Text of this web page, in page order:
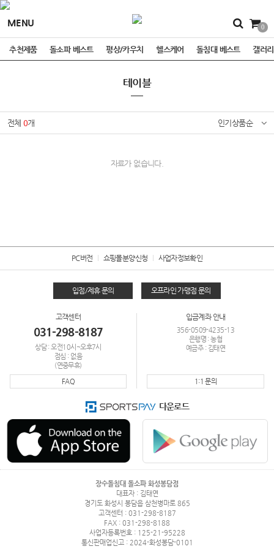
MENU 0
추천제품 돌소파 베스트 평상/카우치 헬스케어 돌침대 베스트 갤러
테이블
전체0개 인기상품순
자료가 없습니다.
PC버전 쇼핑몰분양신청 사업자정보확인
입점/제휴 문의 오프라인 가맹점 문의
고객센터
031-298-8187
상담 : 오전10시~오후7시
점심 : 없음
(연중무휴)
FAQ
입금계좌 안내
356-0509-4235-13
은행명 : 농협
예금주 : 김태연
1:1 문의
다운로드
장수돌침대 돌소파 화성봉담점
대표자 : 김태연
경기도 화성시 봉담읍 삼천병마로 865
고객센터 : 031-298-8187
FAX : 031-298-8188
사업자등록번호 : 125-21-95228
통신판매업신고 : 2024-화성봉담-0101